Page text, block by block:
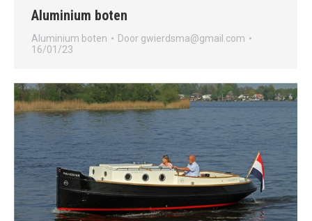
Aluminium boten
Aluminium boten Door gwierdsma@gmail.com
16/01/23